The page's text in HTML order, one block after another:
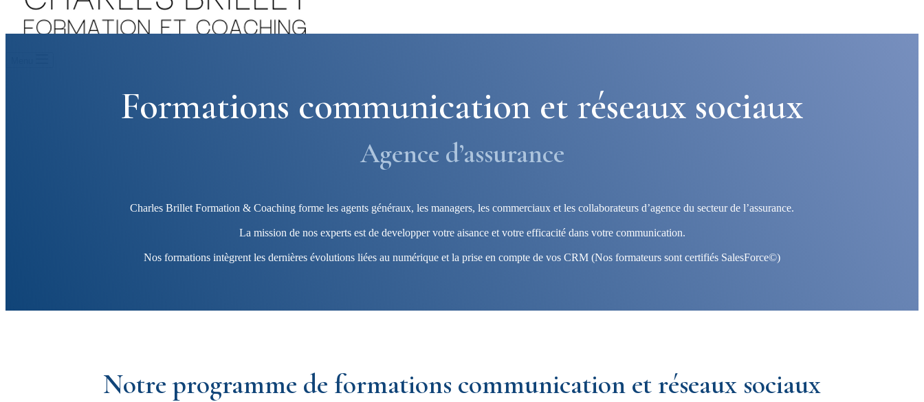
Formations communication et réseaux sociaux
Agence d’assurance
Charles Brillet Formation & Coaching forme les agents généraux, les managers, les commerciaux et les collaborateurs d’agence du secteur de l’assurance.
La mission de nos experts est de developper votre aisance et votre efficacité dans votre communication.
Nos formations intègrent les dernières évolutions liées au numérique et la prise en compte de vos CRM (Nos formateurs sont certifiés SalesForce©)
Notre programme de formations communication et réseaux sociaux